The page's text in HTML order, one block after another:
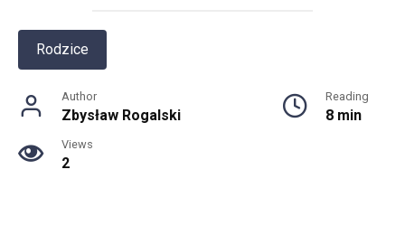
Rodzice
Author
Zbysław Rogalski
Reading
8 min
Views
2